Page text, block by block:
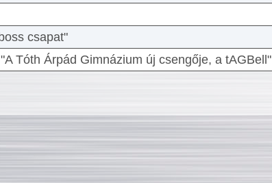
csapat"
Tóth Árpád Gimnázium új csengője, a tAGBell"